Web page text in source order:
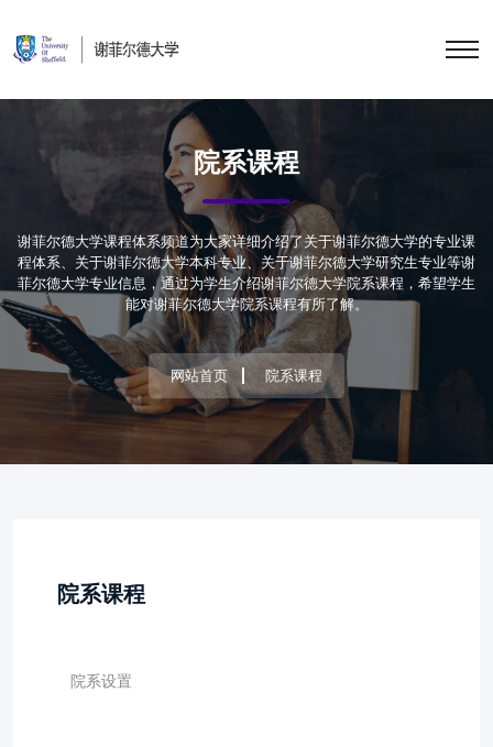
院系课程
谢菲尔德大学课程体系频道为大家详细介绍了关于谢菲尔德大学的专业课
程体系、关于谢菲尔德大学本科专业、关于谢菲尔德大学研究生专业等谢
菲尔德大学专业信息，通过为学生介绍谢菲尔德大学院系课程，希望学生
能对谢菲尔德大学院系课程有所了解。
网站首页 院系课程
院系课程
院系设置